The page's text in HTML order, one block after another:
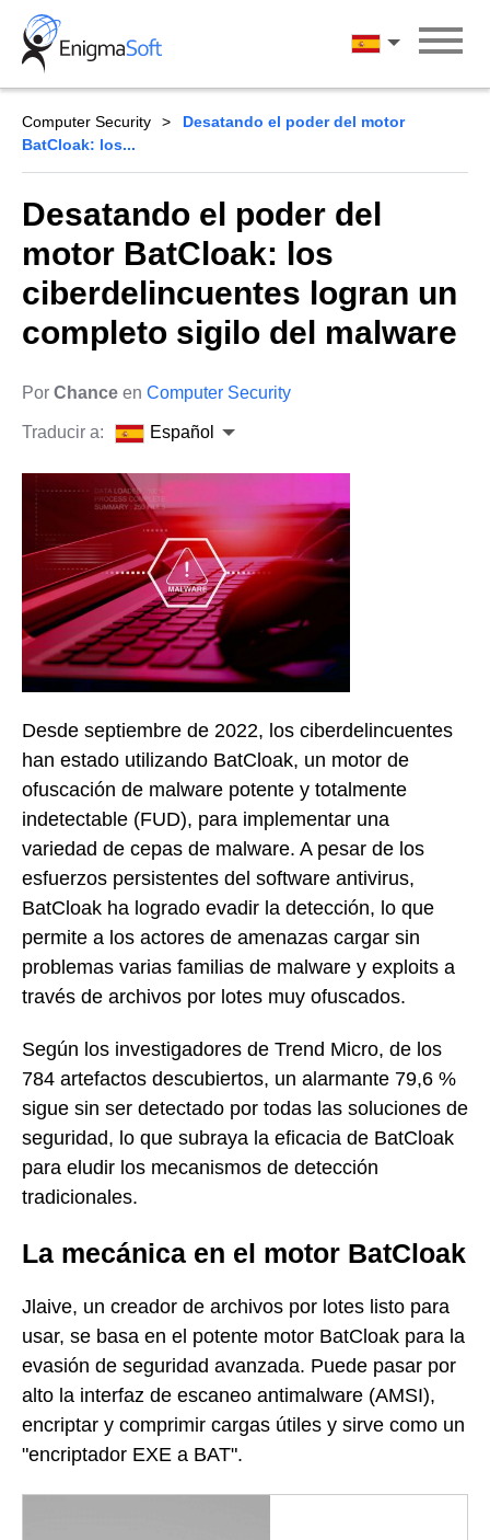
Skip
content
Español
Computer Security
Desatando el poder del motor
BatCloak: los...
Desatando el poder del
motor BatCloak: los
ciberdelincuentes logran un
completo sigilo del malware
Por Chance en Computer Security
Traducir a: Español
Desde septiembre de 2022, los ciberdelincuentes
han estado utilizando BatCloak, un motor de
ofuscación de malware potente y totalmente
indetectable (FUD), para implementar una
variedad de cepas de malware. A pesar de los
esfuerzos persistentes del software antivirus,
BatCloak ha logrado evadir la detección, lo que
permite a los actores de amenazas cargar sin
problemas varias familias de malware y exploits a
través de archivos por lotes muy ofuscados.
Según los investigadores de Trend Micro, de los
784 artefactos descubiertos, un alarmante 79,6 %
sigue sin ser detectado por todas las soluciones de
seguridad, lo que subraya la eficacia de BatCloak
para eludir los mecanismos de detección
tradicionales.
La mecánica en el motor BatCloak
Jlaive, un creador de archivos por lotes listo para
usar, se basa en el potente motor BatCloak para la
evasión de seguridad avanzada. Puede pasar por
alto la interfaz de escaneo antimalware (AMSI),
encriptar y comprimir cargas útiles y sirve como un
"encriptador EXE a BAT".